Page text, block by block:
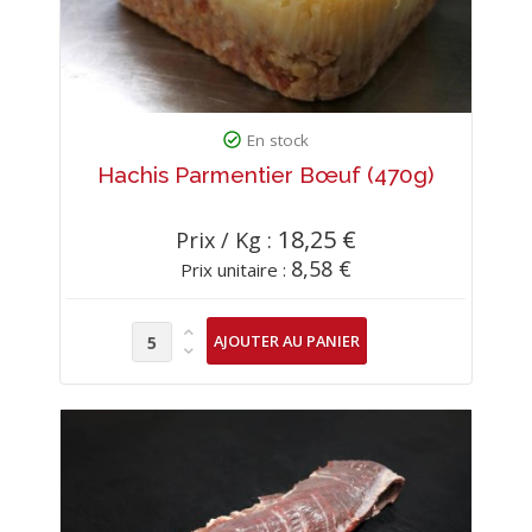
En stock
Hachis Parmentier Bœuf (470g)
Prix / Kg : 18,25 €
Prix unitaire : 8,58 €